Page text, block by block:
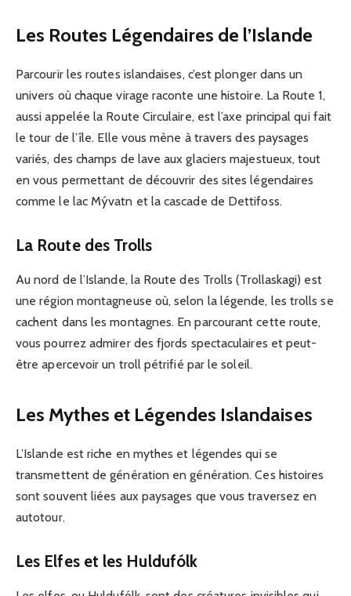
Les Routes Légendaires de l’Islande
Parcourir les routes islandaises, c’est plonger dans un
univers où chaque virage raconte une histoire. La Route 1,
aussi appelée la Route Circulaire, est l’axe principal qui fait
le tour de l’île. Elle vous mène à travers des paysages
variés, des champs de lave aux glaciers majestueux, tout
en vous permettant de découvrir des sites légendaires
comme le lac Mývatn et la cascade de Dettifoss.
La Route des Trolls
Au nord de l’Islande, la Route des Trolls (Trollaskagi) est
une région montagneuse où, selon la légende, les trolls se
cachent dans les montagnes. En parcourant cette route,
vous pourrez admirer des fjords spectaculaires et peut-
être apercevoir un troll pétrifié par le soleil.
Les Mythes et Légendes Islandaises
L’Islande est riche en mythes et légendes qui se
transmettent de génération en génération. Ces histoires
sont souvent liées aux paysages que vous traversez en
autotour.
Les Elfes et les Huldufólk